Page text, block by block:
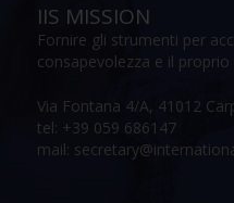
IIS MISSION
Fornire gli strumenti per
consapevolezza e il
Via Fontana 4/A, 41012
tel: +39 059 686147
mail: